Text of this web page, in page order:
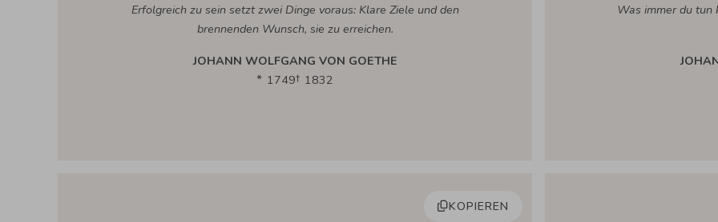
Erfolgreich zu sein setzt zwei Dinge voraus: Klare Ziele und den
brennenden Wunsch, sie zu erreichen.
JOHANN WOLFGANG VON GOETHE
1749
1832
Was immer du tun
KOPIEREN